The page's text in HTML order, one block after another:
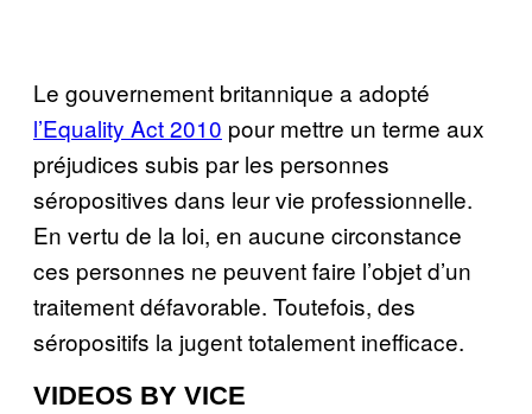
Le gouvernement britannique a adopté
l’Equality Act 2010 pour mettre un terme aux
préjudices subis par les personnes
séropositives dans leur vie professionnelle.
En vertu de la loi, en aucune circonstance
ces personnes ne peuvent faire l’objet d’un
traitement défavorable. Toutefois, des
séropositifs la jugent totalement inefficace.
VIDEOS BY VICE